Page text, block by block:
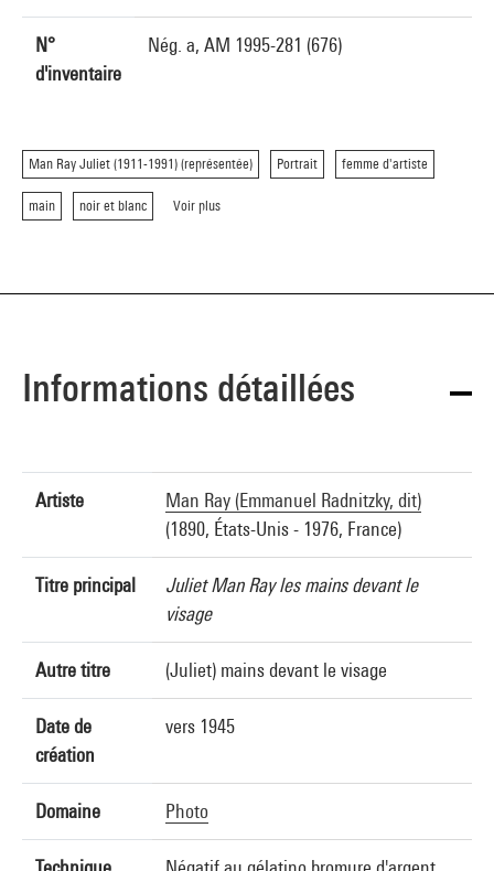
N°
d'inventaire
Nég. a, AM 1995-281 (676)
Man Ray Juliet (1911-1991) (représentée) Portrait femme d'artiste
main noir et blanc Voir plus
Informations détaillées
Artiste
Man Ray (Emmanuel Radnitzky, dit)
(1890, États-Unis - 1976, France)
Titre principal
Juliet Man Ray les mains devant le
visage
Autre titre (Juliet) mains devant le visage
Date de
création
vers 1945
Domaine Photo